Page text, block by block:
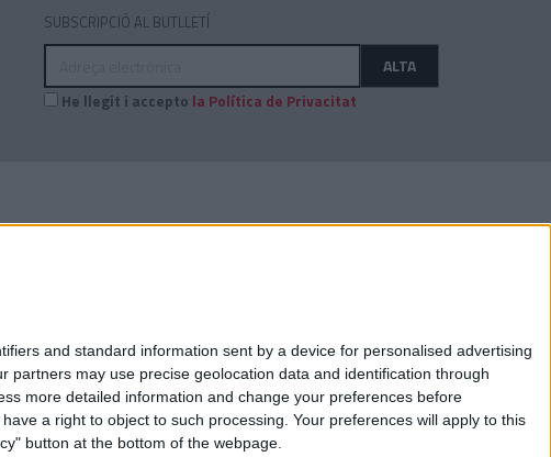
and standard information sent by a device for personalised advertising
partners may use precise geolocation data and identification through
more detailed information and change your preferences before
a right to object to such processing. Your preferences will apply to this
button at the bottom of the webpage.
SUBSCRIPCIÓ AL BUTLLETÍ
Adreça
ALTA
He llegit i accepto la Política de Privacitat